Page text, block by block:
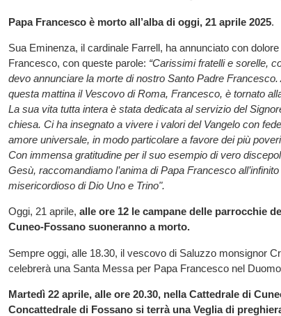
Papa Francesco è morto all’alba di oggi, 21 aprile 2025.
Sua Eminenza, il cardinale Farrell, ha annunciato con
Francesco, con queste parole: “Carissimi fratelli e sorelle,
devo annunciare la morte di nostro Santo Padre Francesco.
questa mattina il Vescovo di Roma, Francesco, è tornato
La sua vita tutta intera è stata dedicata al servizio del
chiesa. Ci ha insegnato a vivere i valori del Vangelo con
amore universale, in modo particolare a favore dei più
Con immensa gratitudine per il suo esempio di vero
Gesù, raccomandiamo l’anima di Papa Francesco
misericordioso di Dio Uno e Trino".
Oggi, 21 aprile, alle ore 12 le campane delle parrocchie
Cuneo-Fossano suoneranno a morto.
Sempre oggi, alle 18.30, il vescovo di Saluzzo monsignor
celebrerà una Santa Messa per Papa Francesco nel
Martedì 22 aprile, alle ore 20.30, nella Cattedrale di
Concattedrale di Fossano si terrà una Veglia di